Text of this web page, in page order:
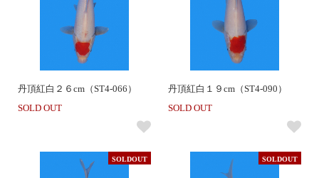
丹頂紅白２６cm（ST4-066）
SOLD OUT
丹頂紅白１９cm（ST4-090）
SOLD OUT
SOLDOUT SOLDOUT